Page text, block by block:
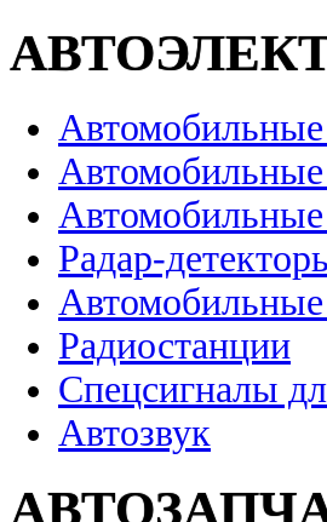
Автомобильные
Радар-
Автомобильные
Радиостанции
Спецсигналы
Автозвук